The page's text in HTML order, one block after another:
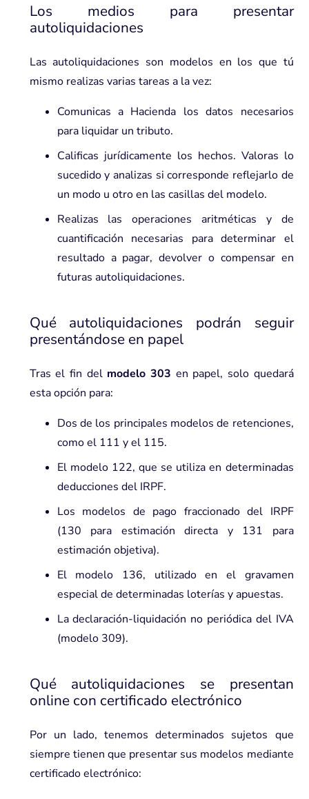
Los medios para presentar
autoliquidaciones
Las autoliquidaciones son modelos en los que tú
mismo realizas varias tareas a la vez:
Comunicas a Hacienda los datos necesarios
para liquidar un tributo.
Calificas jurídicamente los hechos. Valoras lo
sucedido y analizas si corresponde reflejarlo de
un modo u otro en las casillas del modelo.
Realizas las operaciones aritméticas y de
cuantificación necesarias para determinar el
resultado a pagar, devolver o compensar en
futuras autoliquidaciones.
Qué autoliquidaciones podrán seguir
presentándose en papel
Tras el fin del modelo 303 en papel, solo quedará
esta opción para:
Dos de los principales modelos de retenciones,
como el 111 y el 115.
El modelo 122, que se utiliza en determinadas
deducciones del IRPF.
Los modelos de pago fraccionado del IRPF
(130 para estimación directa y 131 para
estimación objetiva).
El modelo 136, utilizado en el gravamen
especial de determinadas loterías y apuestas.
La declaración-liquidación no periódica del IVA
(modelo 309).
Qué autoliquidaciones se presentan
online con certificado electrónico
Por un lado, tenemos determinados sujetos que
siempre tienen que presentar sus modelos mediante
certificado electrónico: